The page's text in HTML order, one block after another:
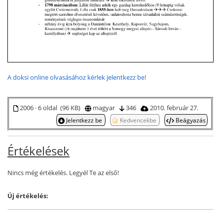
A doksi online olvasásához kérlek jelentkezz be!
2006 · 6 oldal (96 KB) magyar 346 2010. február 27.
Jelentkezz be Kedvencekbe Beágyazás
Értékelések
Nincs még értékelés. Legyél Te az első!
Új értékelés: